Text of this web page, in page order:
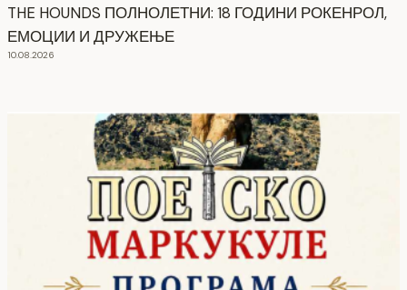
THE HOUNDS ПОЛНОЛЕТНИ: 18 ГОДИНИ РОКЕНРОЛ,
ЕМОЦИИ И ДРУЖЕЊЕ
10.08.2026